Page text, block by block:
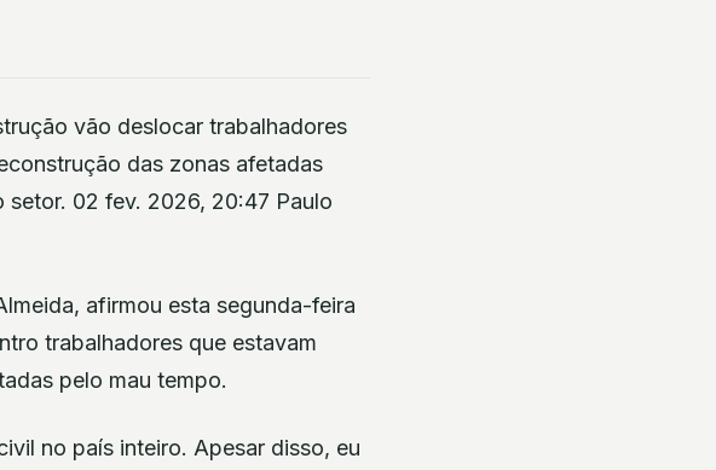
vão deslocar trabalhadores
das zonas afetadas
setor. 02 fev. 2026, 20:47 Paulo
afirmou esta segunda-feira
trabalhadores que estavam
pelo mau tempo.
no país inteiro. Apesar disso, eu